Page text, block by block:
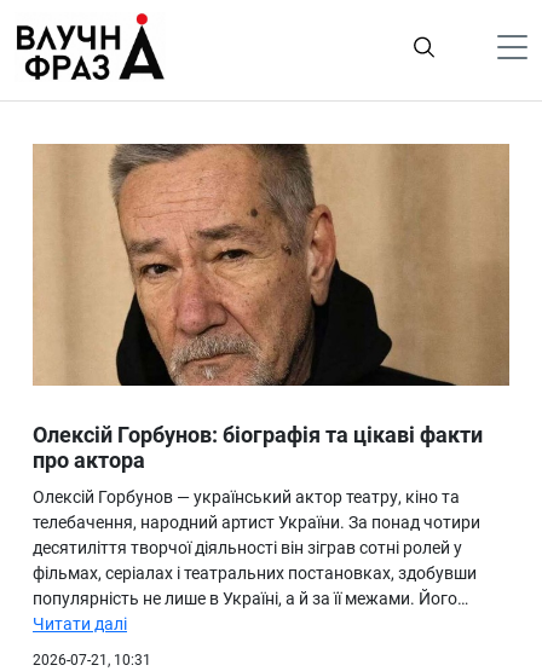
содержимому
Гроші
Життя
Лайфстайл
ТехноНаука
Людина
Ukraine
Про нас
Олексій Горбунов: біографія та цікаві факти
про актора
Олексій Горбунов — український актор театру, кіно та
телебачення, народний артист України. За понад чотири
десятиліття творчої діяльності він зіграв сотні ролей у
фільмах, серіалах і театральних постановках, здобувши
популярність не лише в Україні, а й за її межами. Його…
Читати далі
2026-07-21, 10:31